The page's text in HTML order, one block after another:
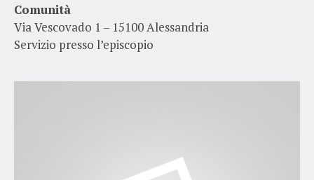
Comunità
Via Vescovado 1 – 15100 Alessandria
Servizio presso l’episcopio